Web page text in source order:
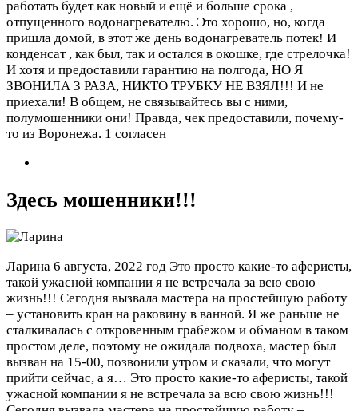
работать будет как новый и ещё и больше срока ,
отпущенного водонагревателю. Это хорошо, но, когда
пришла домой, в этот же день водонагреватель потек! И
конденсат , как был, так и остался в окошке, где стрелочка!
И хотя и предоставили гарантию на полгода, НО Я
ЗВОНИЛА 3 РАЗА, НИКТО ТРУБКУ НЕ ВЗЯЛ!!! И не
приехали! В общем, не связывайтесь вы с ними,
полумошенники они! Правда, чек предоставили, почему-
то из Воронежа. 1 согласен
Здесь мошенники!!!
Ларина 6 августа, 2022 год Это просто какие-то аферисты,
такой ужасной компании я не встречала за всю свою
жизнь!!! Сегодня вызвала мастера на простейшую работу
– установить кран на раковину в ванной. Я же раньше не
сталкивалась с откровенным грабежом и обманом в таком
простом деле, поэтому не ожидала подвоха, мастер был
вызван на 15-00, позвонили утром и сказали, что могут
прийти сейчас, а я… Это просто какие-то аферисты, такой
ужасной компании я не встречала за всю свою жизнь!!!